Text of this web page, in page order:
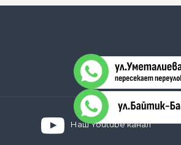
Наш Youtube канал